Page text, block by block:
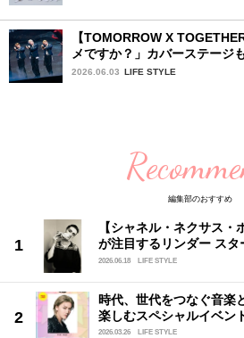
【TOMORROW X
メですか？」カバーステー
CON IN JAPAN」千葉公演2日
2026.06.03 LIFE STYLE
編集部のおすすめ
【シャネル・ネクサス
が注目するリンダー ス
2026.06.18
LIFE STYLE
時代、世代をつなぐ音楽
楽しむスペシャルイベ
2026.03.26 LIFE STYLE